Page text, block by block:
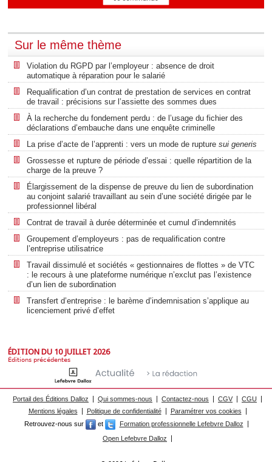
Sur le même thème
Violation du RGPD par l’employeur : absence de droit
automatique à réparation pour le salarié
Requalification d’un contrat de prestation de services en contrat
de travail : précisions sur l’assiette des sommes dues
À la recherche du fondement perdu : de l’usage du fichier des
déclarations d’embauche dans une enquête criminelle
La prise d’acte de l’apprenti : vers un mode de rupture sui generis
Grossesse et rupture de période d’essai : quelle répartition de la
charge de la preuve ?
Élargissement de la dispense de preuve du lien de subordination
au conjoint salarié travaillant au sein d’une société dirigée par le
professionnel libéral
Contrat de travail à durée déterminée et cumul d’indemnités
Groupement d’employeurs : pas de requalification contre
l’entreprise utilisatrice
Travail dissimulé et sociétés « gestionnaires de flottes » de VTC
: le recours à une plateforme numérique n’exclut pas l’existence
d’un lien de subordination
Transfert d’entreprise : le barème d’indemnisation s’applique au
licenciement privé d’effet
ÉDITION DU 10 JUILLET 2026
Éditions précédentes
Portail des Éditions Dalloz Qui sommes-nous Contactez-nous CGV
CGU
Mentions légales
Politique de confidentialité
Paramétrer vos cookies
Retrouvez-nous sur
et
Formation professionnelle Lefebvre Dalloz
Open Lefebvre Dalloz